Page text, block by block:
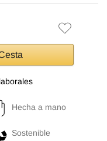
Hecha a mano
Sostenible